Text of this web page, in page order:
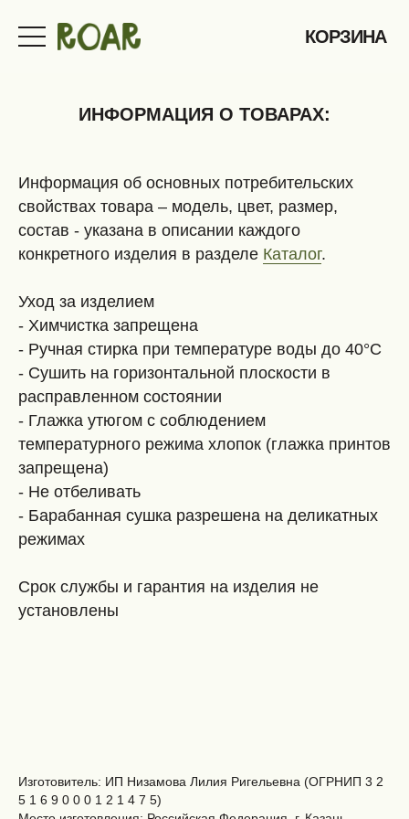
О НАС
КОНТАКТЫ
ОПЛАТА И ДОСТАВКА
ПОМОЩЬ С РАЗМЕРОМ
КОРЗИНА
ИНФОРМАЦИЯ О ТОВАРАХ:
Информация об основных потребительских
свойствах товара – модель, цвет, размер,
состав - указана в описании каждого
конкретного изделия в разделе Каталог.
Уход за изделием
- Химчистка запрещена
- Ручная стирка при температуре воды до 40°C
- Сушить на горизонтальной плоскости в
расправленном состоянии
- Глажка утюгом с соблюдением
температурного режима хлопок (глажка принтов
запрещена)
- Не отбеливать
- Барабанная сушка разрешена на деликатных
режимах
Срок службы и гарантия на изделия не
установлены
Изготовитель: ИП Низамова Лилия Ригельевна (ОГРНИП 3 2
5 1 6 9 0 0 0 1 2 1 4 7 5)